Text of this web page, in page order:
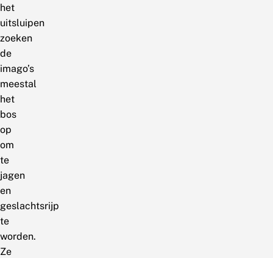
het
uitsluipen
zoeken
de
imago’s
meestal
het
bos
op
om
te
jagen
en
geslachtsrijp
te
worden.
Ze